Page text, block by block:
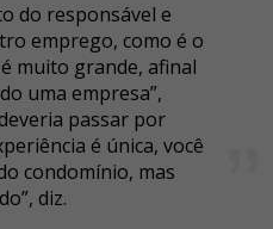
do responsável e
emprego, como é o
muito grande, afinal
uma empresa”,
passar por
é única, você
condomínio, mas
diz.